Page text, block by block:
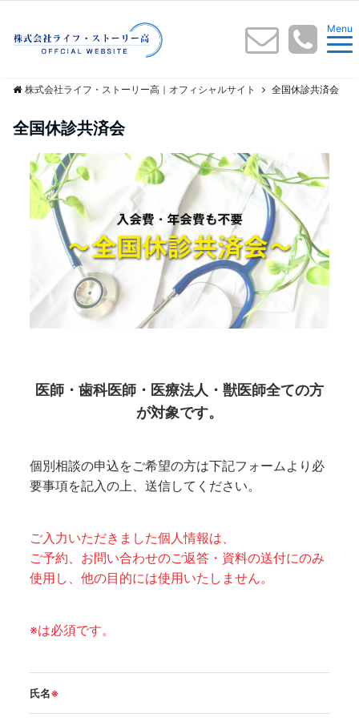
Menu
株式会社ライフ・ストーリー高｜オフィシャルサイト 全国休診共済会
全国休診共済会
医師・歯科医師・医療法人・獣医師全ての方
が対象です。
個別相談の申込をご希望の方は下記フォームより必
要事項を記入の上、送信してください。
ご入力いただきました個人情報は、
ご予約、お問い合わせのご返答・資料の送付にのみ
使用し、他の目的には使用いたしません。
※は必須です。
氏名※